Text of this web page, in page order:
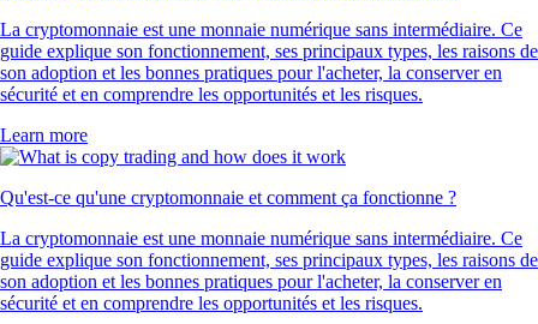
La cryptomonnaie est une monnaie numérique sans intermédiaire. Ce
guide explique son fonctionnement, ses principaux types, les raisons de
son adoption et les bonnes pratiques pour l'acheter, la conserver en
sécurité et en comprendre les opportunités et les risques.
Learn more
Qu'est-ce qu'une cryptomonnaie et comment ça fonctionne ?
La cryptomonnaie est une monnaie numérique sans intermédiaire. Ce
guide explique son fonctionnement, ses principaux types, les raisons de
son adoption et les bonnes pratiques pour l'acheter, la conserver en
sécurité et en comprendre les opportunités et les risques.